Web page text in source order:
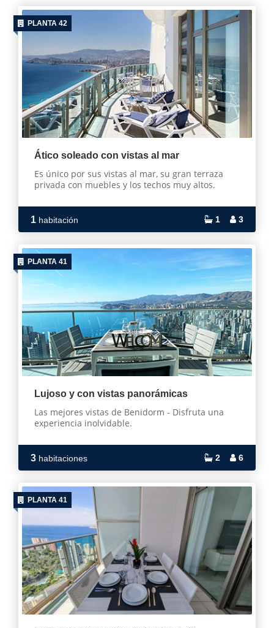
PLANTA 42
Ático soleado con vistas al mar
Es único por sus vistas al mar, su gran terraza
privada con muebles y los techos muy altos.
1 habitación 1 3
PLANTA 41
Lujoso y con vistas panorámicas
Las mejores vistas de Benidorm - Disfruta una
experiencia inolvidable.
3 habitaciones 2 6
PLANTA 41